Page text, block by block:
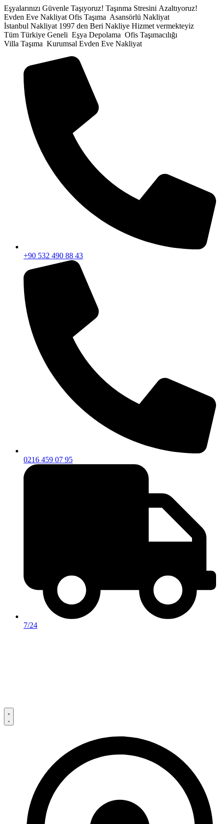
İçeriğe
atla
Eşyalarınızı Güvenle Taşıyoruz! Taşınma Stresini Azaltıyoruz!
Evden Eve Nakliyat Ofis Taşıma Asansörlü Nakliyat
İstanbul Nakliyat 1997 den Beri Nakliye Hizmet vermekteyiz
Tüm Türkiye Geneli Eşya Depolama Ofis Taşımacılığı
Villa Taşıma Kurumsal Evden Eve Nakliyat
+90 532 490 88 43
0216 459 07 95
7/24